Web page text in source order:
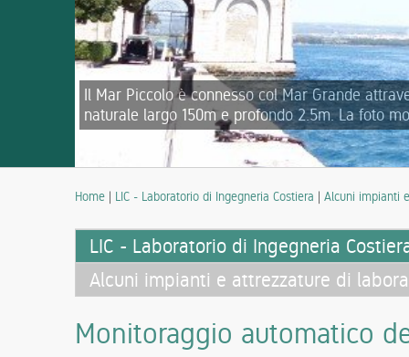
Il Mar Piccolo è connesso col Mar Grande
naturale largo 150m e profondo 2.5m. La foto
Home | LIC - Laboratorio di Ingegneria Costiera | Alcuni impianti
LIC - Laboratorio di Ingegneria
Alcuni impianti e attrezzature di
Monitoraggio automatico